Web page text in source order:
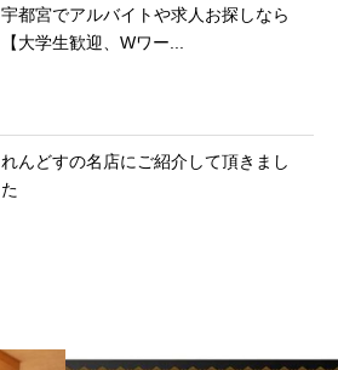
宇都宮でアルバイトや求人お探しなら
【大学生歓迎、Wワー...
れんどすの名店にご紹介して頂きまし
た